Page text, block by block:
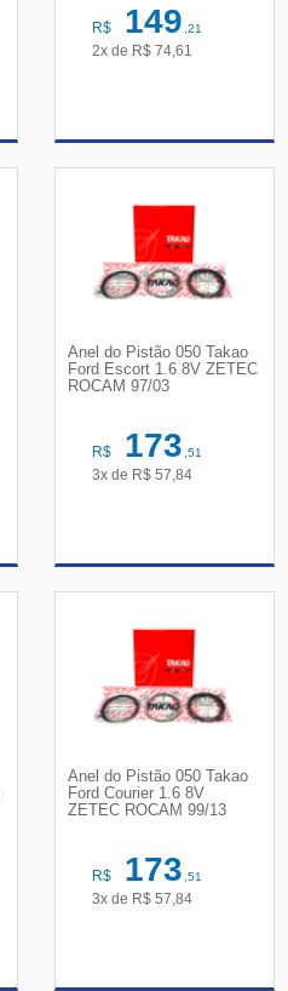
R$ 149,21
2x de R$ 74,61
Anel do Pistão 050 Takao
Ford Escort 1.6 8V ZETEC
ROCAM 97/03
R$ 173,51
3x de R$ 57,84
Anel do Pistão 050 Takao
Ford Courier 1.6 8V
ZETEC ROCAM 99/13
R$ 173,51
3x de R$ 57,84